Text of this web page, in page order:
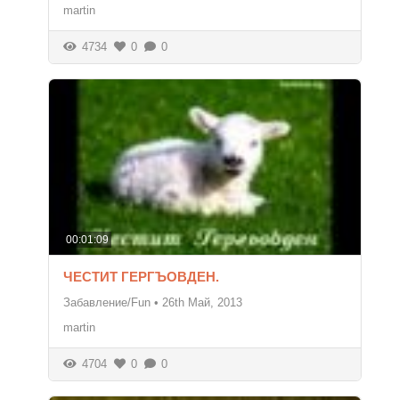
martin
4734 0 0
00:01:09
ЧЕСТИТ ГЕРГЪОВДЕН.
Забавление/Fun • 26th Май, 2013
martin
4704 0 0